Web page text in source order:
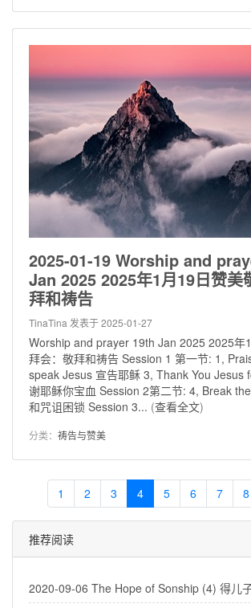
2025-01-19 Worship and
Jan 2025 2025年1月19日赞美
拜和祷告
TinaTina 发表于 2025-01-27
Worship and prayer 19th Jan 2025 2025年
拜会：敬拜和祷告 Session 1 第一节: 1,
speak Jesus 宣告耶稣 3, Thank You Jesus
谢耶稣你宝血 Session 2第二节: 4, Break
和咒诅困锁 Session 3... (查看全文)
分类： 祷告与赞美
1 2 3 4 5 6 7 8
推荐阅读
2020-09-06 The Hope of Sonship (4) 得儿子